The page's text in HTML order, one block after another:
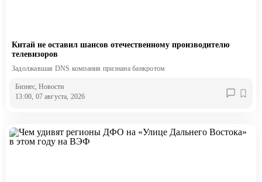
Китай не оставил шансов отечественному производителю
телевизоров
Задолжавшая DNS компания признана банкротом
Бизнес, Новости
13:00, 07 августа, 2026